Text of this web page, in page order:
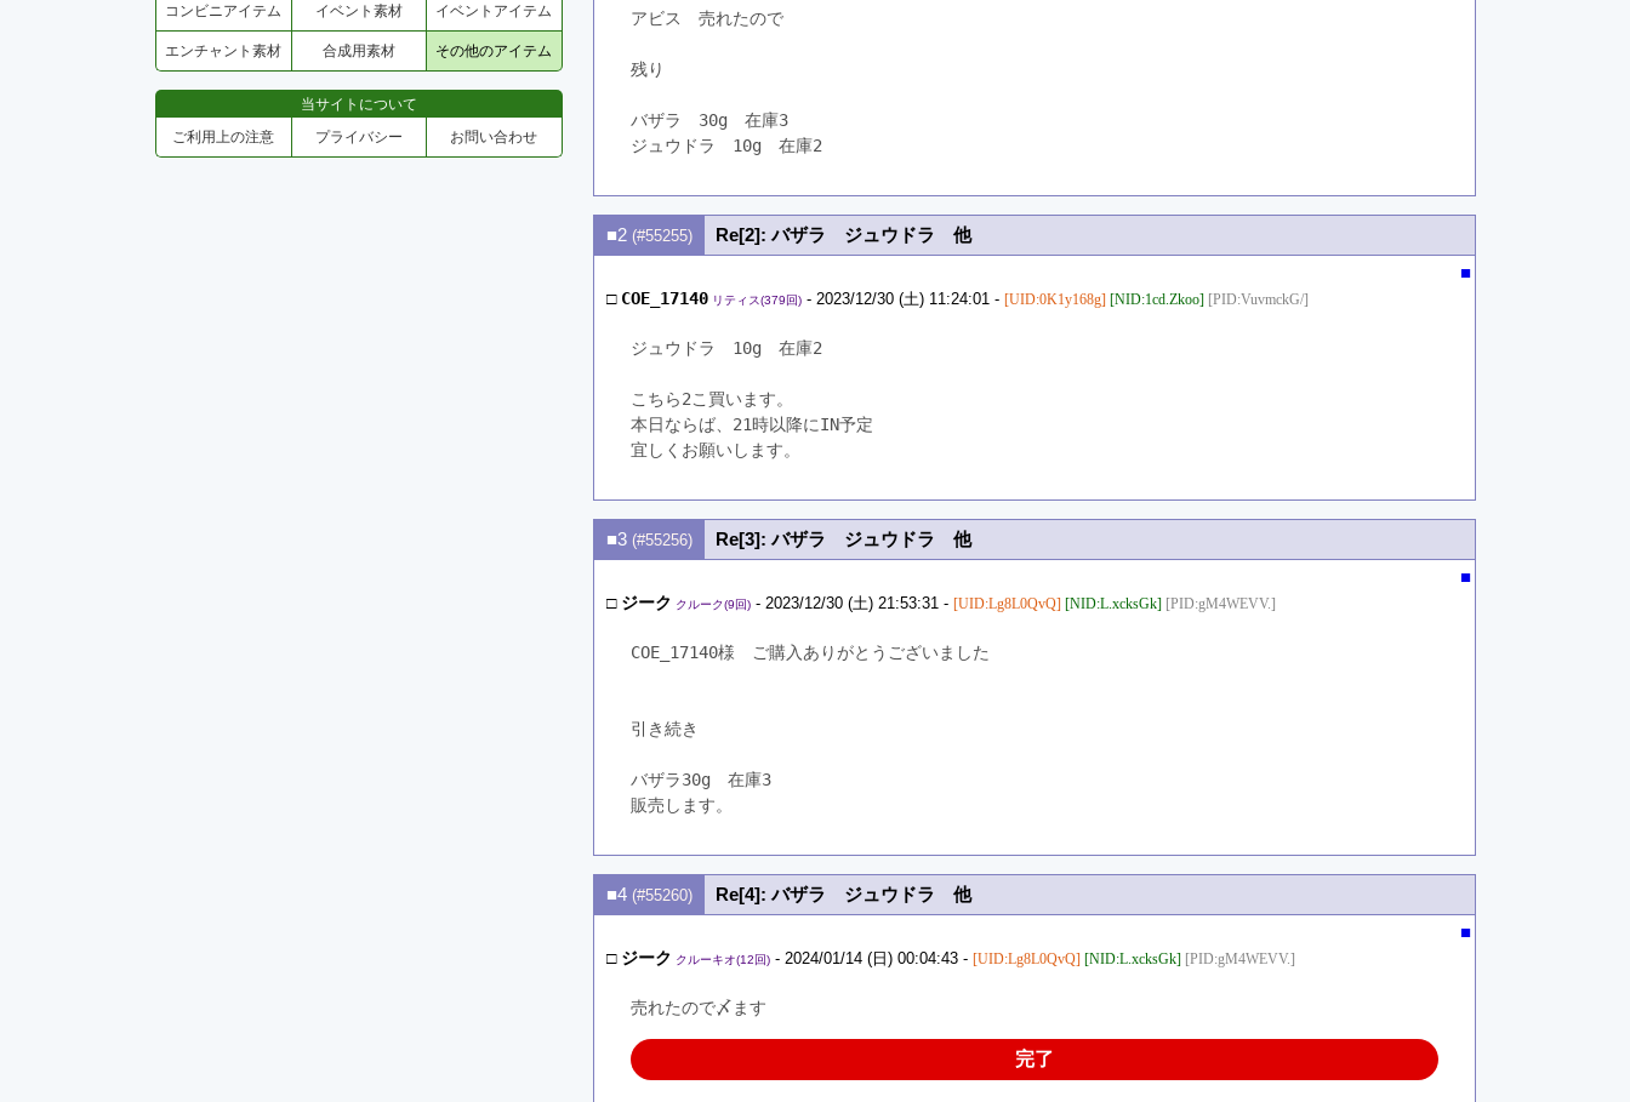
コンビニアイテム
イベント素材 イベントアイテム
エンチャント素材 合成用素材 その他のアイテム
当サイトについて
ご利用上の注意
プライバシー お問い合わせ
アビス　売れたので
残り
バザラ　30g　在庫3
ジュウドラ　10g　在庫2
■2 (#55255)
Re[2]: バザラ ジュウドラ 他
■
□ COE_17140 リティス(379回)- 2023/12/30 (土) 11:24:01 - [UID:0K1y168g] [NID:1cd.Zkoo] [PID:VuvmckG/]
ジュウドラ　10g　在庫2
こちら2こ買います。
本日ならば、21時以降にIN予定
宜しくお願いします。
■3 (#55256)
Re[3]: バザラ ジュウドラ 他
■
□ ジーク クルーク(9回)- 2023/12/30 (土) 21:53:31 - [UID:Lg8L0QvQ] [NID:L.xcksGk] [PID:gM4WEVV.]
COE_17140様　ご購入ありがとうございました
引き続き
バザラ30g　在庫3
販売します。
■4 (#55260)
Re[4]: バザラ ジュウドラ 他
■
□ ジーク クルーキオ(12回)- 2024/01/14 (日) 00:04:43 - [UID:Lg8L0QvQ] [NID:L.xcksGk] [PID:gM4WEVV.]
売れたので〆ます
完了